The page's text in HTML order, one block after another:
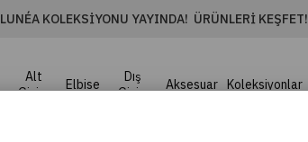
LUNÉA KOLEKSIYONU YAYINDA! ÜRÜNLERI KEŞFET!
Alt
Giyim
Elbise
Dış
Giyim
Aksesuar Koleksiyonlar